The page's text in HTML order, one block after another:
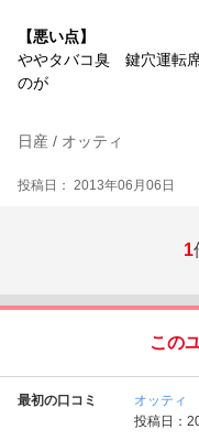
【悪い点】
ややタバコ臭 鍵穴運転
のが
日産 / オッティ
投稿日： 2013年06月06日
1
この
最初の口コミ
オッティ
投稿日：